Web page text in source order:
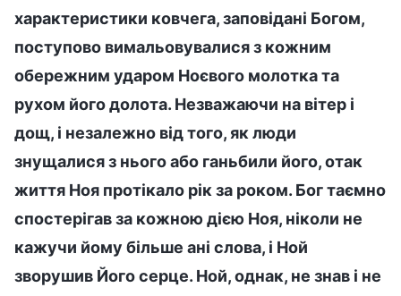
характеристики ковчега, заповідані Богом,
поступово вимальовувалися з кожним
обережним ударом Ноєвого молотка та
рухом його долота. Незважаючи на вітер і
дощ, і незалежно від того, як люди
знущалися з нього або ганьбили його, отак
життя Ноя протікало рік за роком. Бог таємно
спостерігав за кожною дією Ноя, ніколи не
кажучи йому більше ані слова, і Ной
зворушив Його серце. Ной, однак, не знав і не